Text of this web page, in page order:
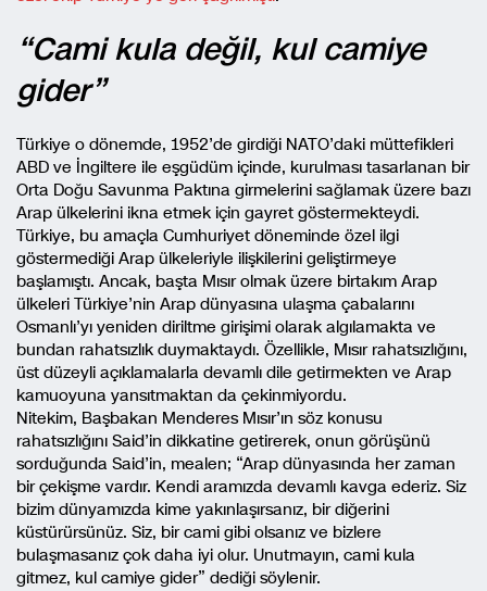
“Cami kula değil, kul camiye
gider”
Türkiye o dönemde, 1952’de girdiği NATO’daki müttefikleri
ABD ve İngiltere ile eşgüdüm içinde, kurulması tasarlanan bir
Orta Doğu Savunma Paktına girmelerini sağlamak üzere bazı
Arap ülkelerini ikna etmek için gayret göstermekteydi.
Türkiye, bu amaçla Cumhuriyet döneminde özel ilgi
göstermediği Arap ülkeleriyle ilişkilerini geliştirmeye
başlamıştı. Ancak, başta Mısır olmak üzere birtakım Arap
ülkeleri Türkiye’nin Arap dünyasına ulaşma çabalarını
Osmanlı’yı yeniden diriltme girişimi olarak algılamakta ve
bundan rahatsızlık duymaktaydı. Özellikle, Mısır rahatsızlığını,
üst düzeyli açıklamalarla devamlı dile getirmekten ve Arap
kamuoyuna yansıtmaktan da çekinmiyordu.
Nitekim, Başbakan Menderes Mısır’ın söz konusu
rahatsızlığını Said’in dikkatine getirerek, onun görüşünü
sorduğunda Said’in, mealen; “Arap dünyasında her zaman
bir çekişme vardır. Kendi aramızda devamlı kavga ederiz. Siz
bizim dünyamızda kime yakınlaşırsanız, bir diğerini
küstürürsünüz. Siz, bir cami gibi olsanız ve bizlere
bulaşmasanız çok daha iyi olur. Unutmayın, cami kula
gitmez, kul camiye gider” dediği söylenir.